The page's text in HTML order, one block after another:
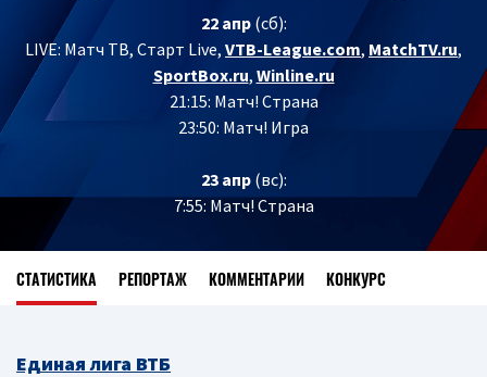
22 апр(сб):
LIVE: Матч ТВ, Старт Live, VTB-League.com, MatchTV.ru,
SportBox.ru, Winline.ru
21:15: Матч! Страна
23:50: Матч! Игра
23 апр(вс):
7:55: Матч! Страна
СТАТИСТИКА РЕПОРТАЖ КОММЕНТАРИИ КОНКУРС
Единая лига ВТБ